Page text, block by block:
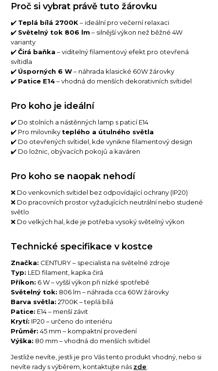
Proč si vybrat právě tuto žárovku
✔️ Teplá bílá 2700K – ideální pro večerní relaxaci
✔️ Světelný tok 806 lm – silnější výkon než běžné 4W
varianty
✔️Čirá baňka – viditelný filamentový efekt pro otevřená
svítidla
✔️ Úsporných 6 W– náhrada klasické 60W žárovky
✔️ Patice E14– vhodná do menších dekorativních svítidel
Pro koho je ideální
✔️ Do stolních a nástěnných lamp s paticí E14
✔️ Pro milovníky teplého a útulného světla
✔️ Do otevřených svítidel, kde vynikne filamentový design
✔️ Do ložnic, obývacích pokojů a kaváren
Pro koho se naopak nehodí
❌ Do venkovních svítidel bez odpovídající ochrany (IP20)
❌ Do pracovních prostor vyžadujících neutrální nebo studené
světlo
❌ Do velkých hal, kde je potřeba vysoký světelný výkon
Technické specifikace v kostce
Značka: CENTURY – specialista na světelné zdroje
Typ: LED filament, kapka čirá
Příkon: 6 W – vyšší výkon při nízké spotřebě
Světelný tok: 806 lm – náhrada cca 60W žárovky
Barva světla: 2700K – teplá bílá
Patice: E14 – menší závit
Krytí: IP20 – určeno do interiéru
Průměr: 45 mm – kompaktní provedení
Výška: 80 mm – vhodná do menších svítidel
Jestliže nevíte, jestli je pro Vás tento produkt vhodný, nebo si
nevíte rady s výběrem, kontaktujte nás zde: